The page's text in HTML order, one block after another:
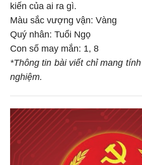
kiến của ai ra gì.
Màu sắc vượng vận: Vàng
Quý nhân: Tuổi Ngọ
Con số may mắn: 1, 8
*Thông tin bài viết chỉ mang
nghiệm.